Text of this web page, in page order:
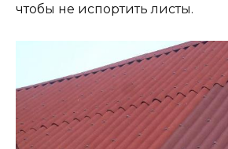
чтобы не испортить листы.